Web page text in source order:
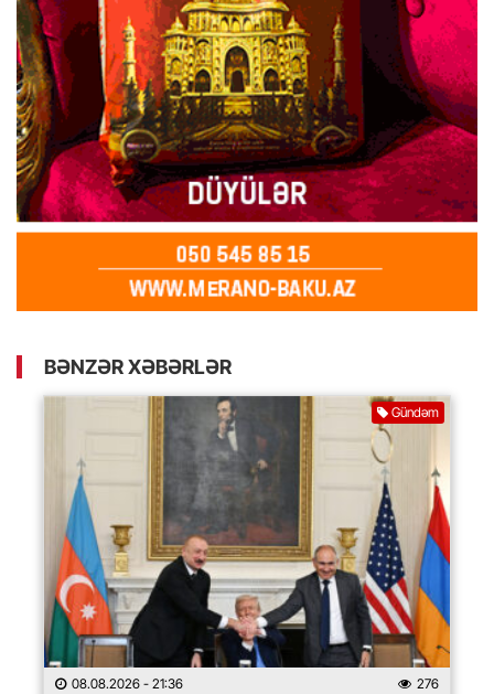
BƏNZƏR XƏBƏRLƏR
Gündəm
08.08.2026 - 21:36 276